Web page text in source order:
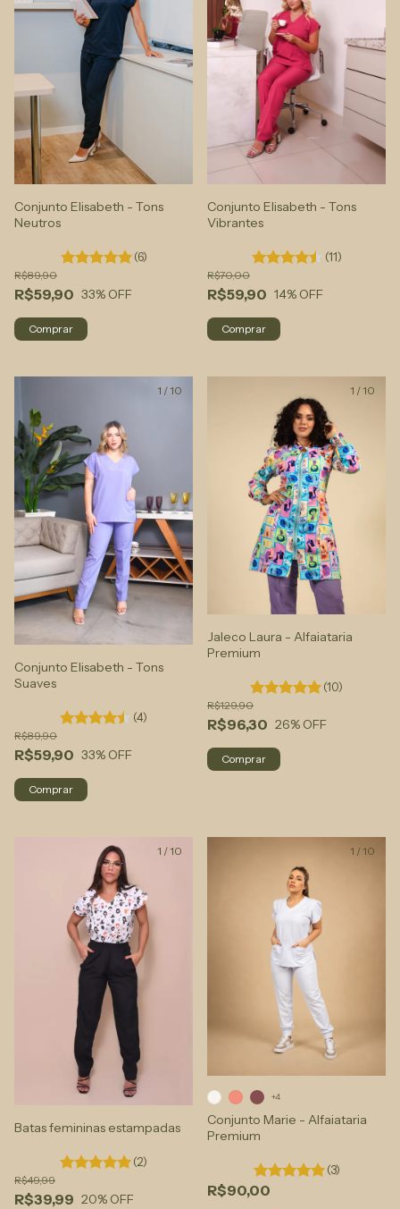
Conjunto Elisabeth - Tons
Neutros
(6)
R$59,90
R$89,90
33% OFF
Comprar
Conjunto Elisabeth - Tons
Vibrantes
(11)
R$59,90
R$70,00
14% OFF
Comprar
1 /10
Conjunto Elisabeth - Tons
Suaves
(4)
R$59,90
R$89,90
33% OFF
Comprar
1 / 10
Jaleco Laura - Alfaiataria
Premium
(10)
R$96,30
R$129,90
26% OFF
Comprar
1 /10
Batas femininas estampadas
(2)
R$39,99
R$49,99
20% OFF
1 / 10
Conjunto Marie - Alfaiataria
Premium
(3)
R$90,00
+4